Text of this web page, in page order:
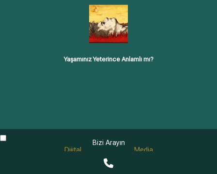
Yaşamınız Yeterince Anlamlı mı?
Dijital Ajans Longway Media
Bizi Arayın